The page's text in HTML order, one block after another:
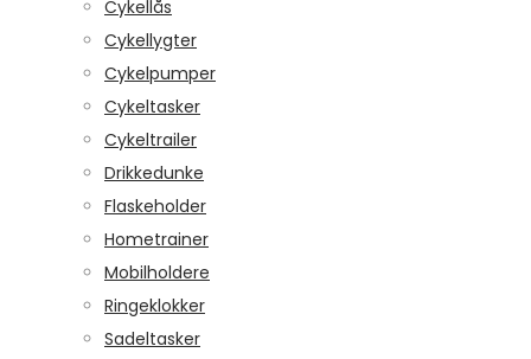
Cykellås
Cykellygter
Cykelpumper
Cykeltasker
Cykeltrailer
Drikkedunke
Flaskeholder
Hometrainer
Mobilholdere
Ringeklokker
Sadeltasker